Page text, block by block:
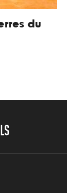
du